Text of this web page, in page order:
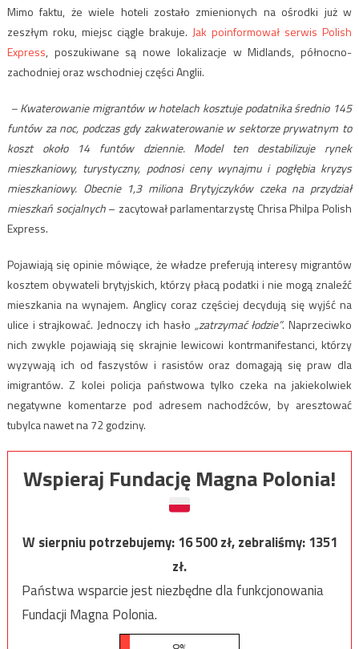
Mimo faktu, że wiele hoteli zostało zmienionych na ośrodki już w
zeszłym roku, miejsc ciągle brakuje.Jak poinformował serwis Polish
Express, poszukiwane są nowe lokalizacje w Midlands, północno-
zachodniej oraz wschodniej części Anglii.
– Kwaterowanie migrantów w hotelach kosztuje podatnika średnio 145
funtów za noc, podczas gdy zakwaterowanie w sektorze prywatnym to
koszt około 14 funtów dziennie. Model ten destabilizuje rynek
mieszkaniowy, turystyczny, podnosi ceny wynajmu i pogłębia kryzys
mieszkaniowy. Obecnie 1,3 miliona Brytyjczyków czeka na przydział
mieszkań socjalnych– zacytował parlamentarzystę Chrisa Philpa Polish
Express.
Pojawiają się opinie mówiące, że władze preferują interesy migrantów
kosztem obywateli brytyjskich, którzy płacą podatki i nie mogą znaleźć
mieszkania na wynajem. Anglicy coraz częściej decydują się wyjść na
ulice i strajkować. Jednoczy ich hasło „zatrzymać łodzie”. Naprzeciwko
nich zwykle pojawiają się skrajnie lewicowi kontrmanifestanci, którzy
wyzywają ich od faszystów i rasistów oraz domagają się praw dla
imigrantów. Z kolei policja państwowa tylko czeka na jakiekolwiek
negatywne komentarze pod adresem nachodźców, by aresztować
tubylca nawet na 72 godziny.
Wspieraj Fundację Magna Polonia!
W sierpniu potrzebujemy:16 500zł, zebraliśmy:1351
zł.
Państwa wsparcie jest niezbędne dla funkcjonowania
Fundacji Magna Polonia.